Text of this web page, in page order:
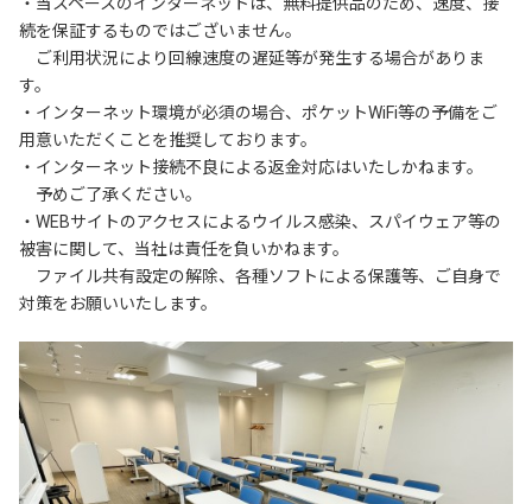
続を保証するものではございません。
ご利用状況により回線速度の遅延等が発生する場合がありま
す。
・インターネット環境が必須の場合、ポケットWiFi等の予備をご
用意いただくことを推奨しております。
・インターネット接続不良による返金対応はいたしかねます。
予めご了承ください。
・WEBサイトのアクセスによるウイルス感染、スパイウェア等の
被害に関して、当社は責任を負いかねます。
ファイル共有設定の解除、各種ソフトによる保護等、ご自身で
対策をお願いいたします。